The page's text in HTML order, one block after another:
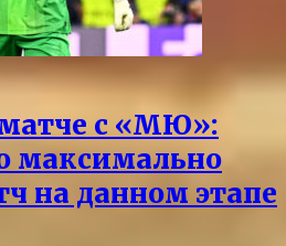
с «МЮ»:
максимально
на данном этапе